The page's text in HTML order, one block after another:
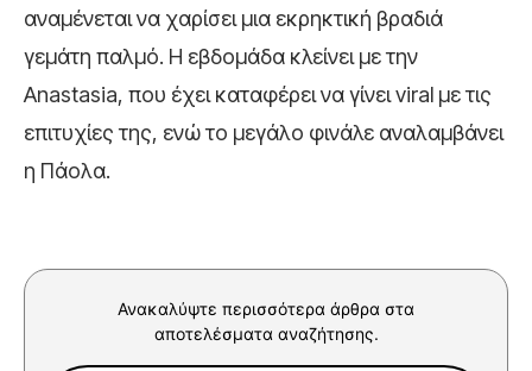
αναμένεται να χαρίσει μια εκρηκτική βραδιά
γεμάτη παλμό. Η εβδομάδα κλείνει με την
Anastasia, που έχει καταφέρει να γίνει viral με τις
επιτυχίες της, ενώ το μεγάλο φινάλε αναλαμβάνει
η Πάολα.
Ανακαλύψτε περισσότερα άρθρα στα
αποτελέσματα αναζήτησης.